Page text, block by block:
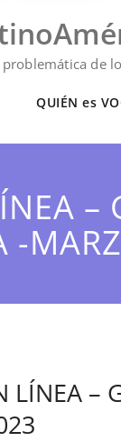
de
QUIÉN es
–
-
LÍNEA –